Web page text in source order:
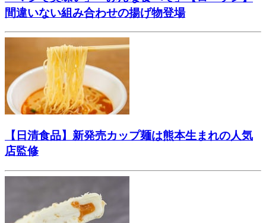
間違いない組み合わせの揚げ物登場
【日清食品】新発売カップ麺は熊本生まれの人気
店監修